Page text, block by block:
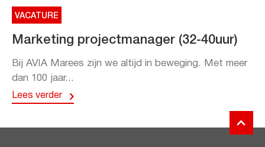
VACATURE
Marketing projectmanager (32-40uur)
Bij AVIA Marees zijn we altijd in beweging. Met meer
dan 100 jaar...
Lees verder